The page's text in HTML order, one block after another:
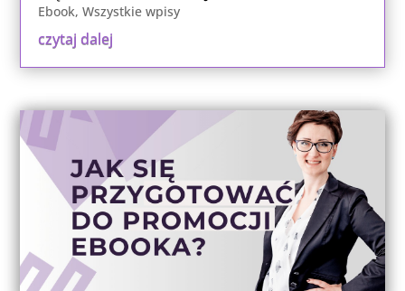
Ebook,Wszystkie wpisy
czytaj dalej